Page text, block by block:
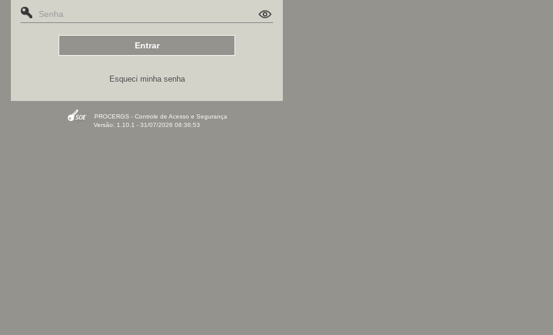
Esqueci minha senha
PROCERGS - Controle de Acesso e Segurança
Versão: 1.10.1 - 31/07/2026 08:36:53